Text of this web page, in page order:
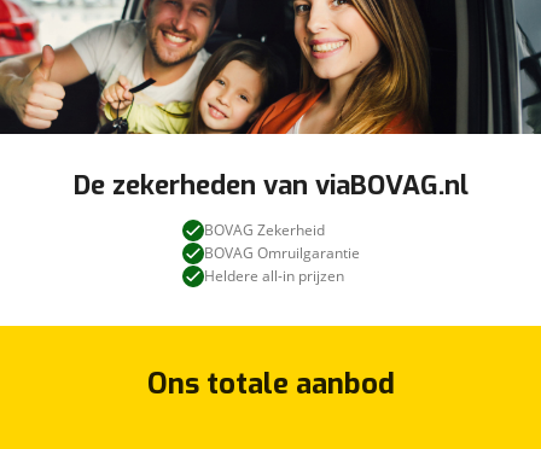
De zekerheden van viaBOVAG.nl
BOVAG Zekerheid
BOVAG Omruilgarantie
Heldere all-in prijzen
Ons totale aanbod